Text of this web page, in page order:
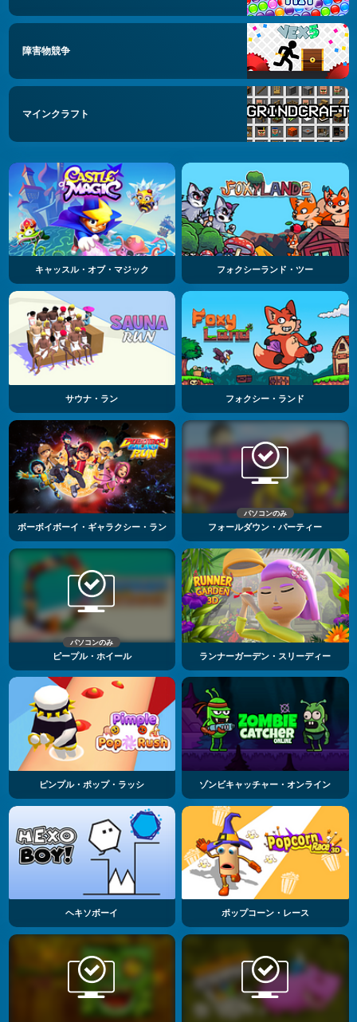
障害物競争
マインクラフト
キャッスル・オブ・マジック フォクシーランド・ツー
サウナ・ラン フォクシー・ランド
ボーボイボーイ・ギャラクシー・ラン
パソコンのみ
フォールダウン・パーティー
パソコンのみ
ピープル・ホイール ランナーガーデン・スリーディー
ピンプル・ポップ・ラッシ ゾンビキャッチャー・オンライン
ヘキソボーイ ポップコーン・レース